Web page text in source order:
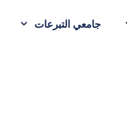
جامعي التبرعات